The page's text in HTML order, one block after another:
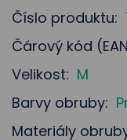
Číslo produktu:
Čárový kód
Velikost: M
Barvy obruby:
Materiály